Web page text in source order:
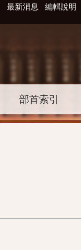
最新消息 編輯說明
部首索引